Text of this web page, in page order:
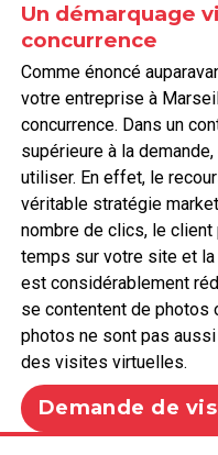
Un démarquage
concurrence
Comme énoncé
votre entreprise à
concurrence. Dans un
supérieure à la
utiliser. En effet, le
véritable stratégie
nombre de clics, le
temps sur votre site et
est considérablement
se contentent de photos
photos ne sont pas
des visites virtuelles.
Demande de